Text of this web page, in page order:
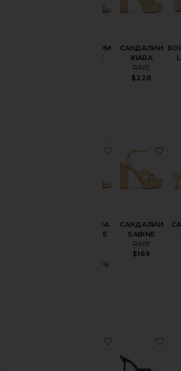
САНДАЛИИ
SELENE
САНДАЛИИ
KIARA
RAYE
$228
ТУФЛИ НА
КАБЛУКЕ
$178
САНДАЛИИ
SABINE
RAYE
$169